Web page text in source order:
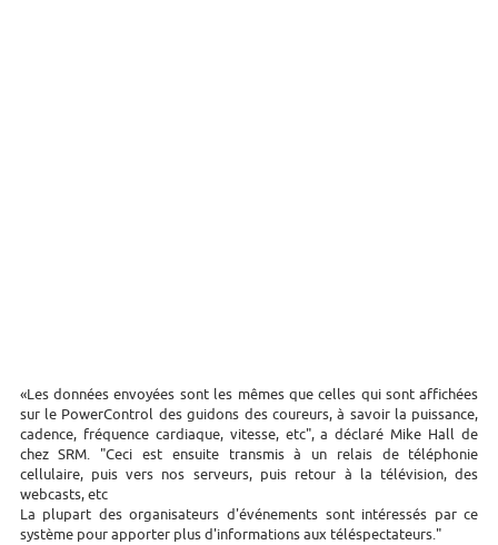
«Les données envoyées sont les mêmes que celles qui sont affichées
sur le PowerControl des guidons des coureurs, à savoir la puissance,
cadence, fréquence cardiaque, vitesse, etc", a déclaré Mike Hall de
chez SRM. "Ceci est ensuite transmis à un relais de téléphonie
cellulaire, puis vers nos serveurs, puis retour à la télévision, des
webcasts, etc
La plupart des organisateurs d'événements sont intéressés par ce
système pour apporter plus d'informations aux téléspectateurs."